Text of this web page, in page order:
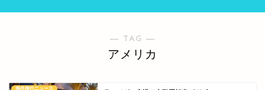
― TAG ―
アメリカ
海外旅行ニュース